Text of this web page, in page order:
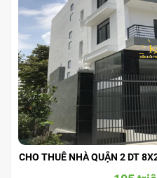
CHO THUÊ NHÀ QUẬN 2 DT